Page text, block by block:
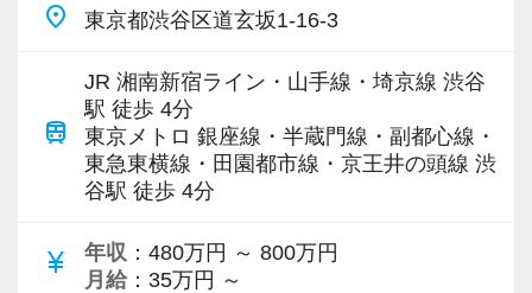
います。
専門Webサイトを10サイト以上運営しており、
新規顧問契約のお客様が毎年400件以上増加！
各オフィスに国税OB税理士が在籍しているの
で、税務調査にも精通しています。
税理士という仕事は不況に強い仕事で、融資対
place 東京都渋谷区道玄坂1-16-3
train
JR 湘南新宿ライン・山手線・埼京線 渋谷
駅 徒歩 4分
東京メトロ 銀座線・半蔵門線・副都心線・
東急東横線・田園都市線・京王井の頭線 渋
谷駅 徒歩 4分
currency_yen 年収 ：480万円 ～ 800万円
月給 ：35万円 ～